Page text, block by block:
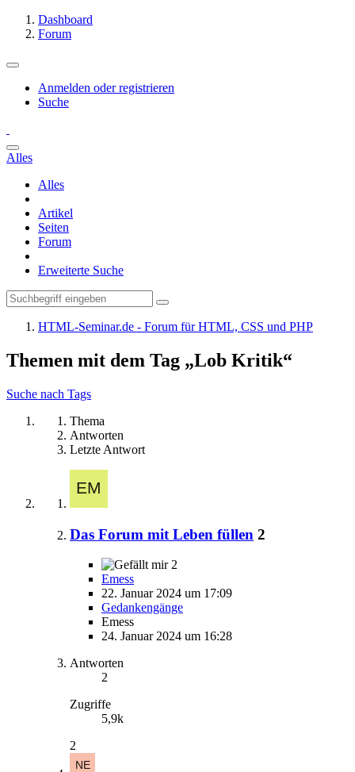
Dashboard
Forum
Anmelden oder registrieren
Suche
Alles
Alles
Artikel
Seiten
Forum
Erweiterte Suche
HTML-Seminar.de - Forum für HTML, CSS und PHP
Themen mit dem Tag „Lob Kritik“
Suche nach Tags
Thema
Antworten
Letzte Antwort
Das Forum mit Leben füllen 2
2
Emess
22. Januar 2024 um 17:09
Gedankengänge
Emess
24. Januar 2024 um 16:28
Antworten
2
Zugriffe
5,9k
2